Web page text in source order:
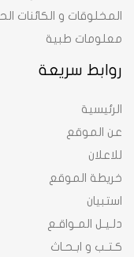
روابط سريعة
الرئيسية
عن الموقع
للاعلان
خريطة الموقع
استبيان
دلـيـل المـواقـع
كـتـب و ابـحـاث
المخلوقات و الكائنات الحية
معلومات طبية